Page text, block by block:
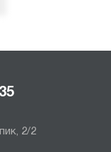
2/2